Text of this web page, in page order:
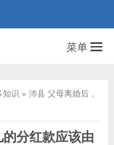
菜单
知识 » 沛县 父母离婚后，
分红款应该由